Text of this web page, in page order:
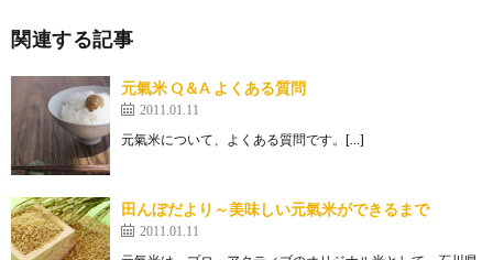
関連する記事
元氣米 Q＆A よくある質問
2011.01.11
元氣米について、よくある質問です。[…]
田んぼだより～美味しい元氣米ができるまで
2011.01.11